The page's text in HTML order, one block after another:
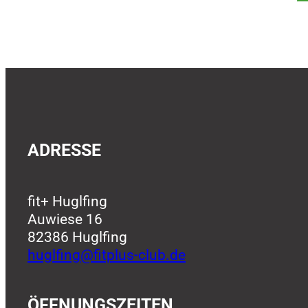
ADRESSE
fit+ Huglfing
Auwiese 16
82386 Huglfing
huglfing@fitplus-club.de